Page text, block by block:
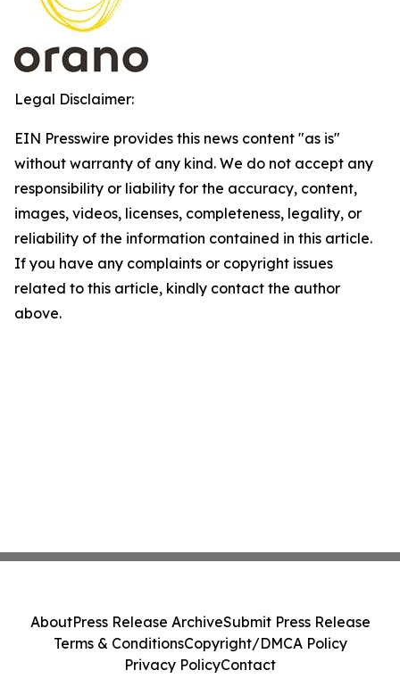
Legal Disclaimer:
EIN Presswire provides this news content "as is"
without warranty of any kind. We do not accept any
responsibility or liability for the accuracy, content,
images, videos, licenses, completeness, legality, or
reliability of the information contained in this article.
If you have any complaints or copyright issues
related to this article, kindly contact the author
above.
AboutPress Release ArchiveSubmit Press Release
Terms & ConditionsCopyright/DMCA Policy
Privacy PolicyContact